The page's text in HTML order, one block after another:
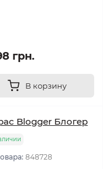
грн.
В корзину
Blogger Блогер
848728